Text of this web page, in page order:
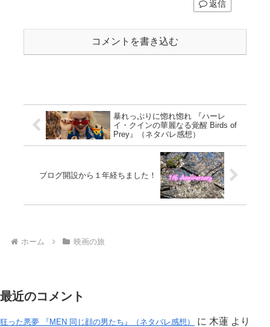
返信
コメントを書き込む
暴れっぷりに惚れ惚れ 『ハーレ
イ・クインの華麗なる覚醒 Birds of
Prey』（ネタバレ感想）
ブログ開設から１年経ちました！
ホーム 映画の旅
最近のコメント
狂った悪夢 『MEN 同じ顔の男たち』（ネタバレ感想） に 木蓮 より